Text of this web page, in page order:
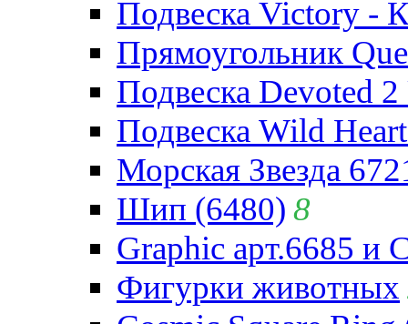
Подвеска Victory -
Прямоугольник
Подвеска Devoted
Подвеска Wild
Морская Звезда
Шип (6480) 8
Graphic арт.6685 и
Фигурки животных